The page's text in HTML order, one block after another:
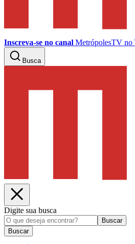
Inscreva-se no canal MetrópolesTV no
Busca
Digite sua busca
Buscar
Buscar